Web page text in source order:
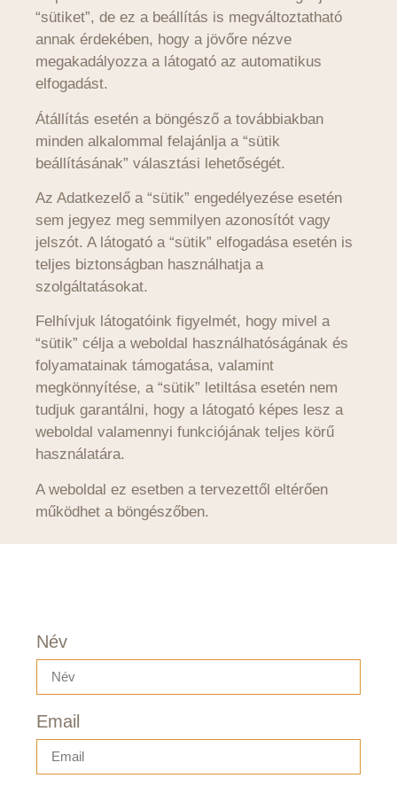
“sütiket”, de ez a beállítás is megváltoztatható
annak érdekében, hogy a jövőre nézve
megakadályozza a látogató az automatikus
elfogadást.
Átállítás esetén a böngésző a továbbiakban
minden alkalommal felajánlja a “sütik
beállításának” választási lehetőségét.
Az Adatkezelő a “sütik” engedélyezése esetén
sem jegyez meg semmilyen azonosítót vagy
jelszót. A látogató a “sütik” elfogadása esetén is
teljes biztonságban használhatja a
szolgáltatásokat.
Felhívjuk látogatóink figyelmét, hogy mivel a
“sütik” célja a weboldal használhatóságának és
folyamatainak támogatása, valamint
megkönnyítése, a “sütik” letiltása esetén nem
tudjuk garantálni, hogy a látogató képes lesz a
weboldal valamennyi funkciójának teljes körű
használatára.
A weboldal ez esetben a tervezettől eltérően
működhet a böngészőben.
Név
Email